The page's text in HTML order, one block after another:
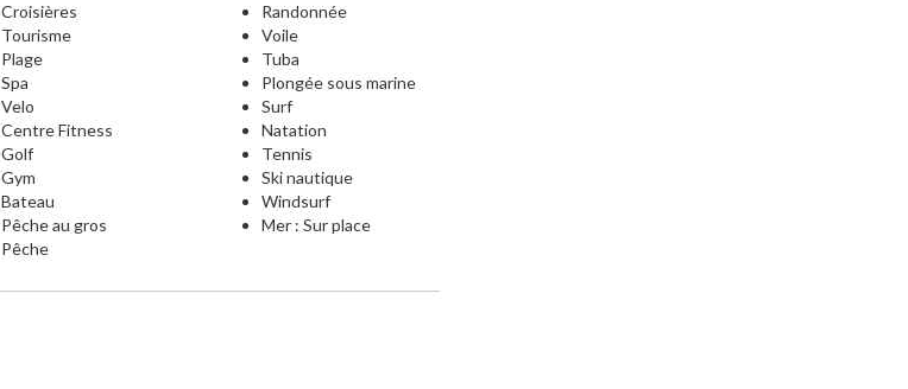
Croisières
Tourisme
Plage
Spa
Velo
Centre Fitness
Golf
Gym
Bateau
Pêche au gros
Pêche
Randonnée
Voile
Tuba
Plongée sous marine
Surf
Natation
Tennis
Ski nautique
Windsurf
Mer : Sur place